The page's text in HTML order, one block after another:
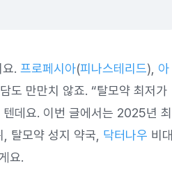
. 프로페시아(피나스테리드), 아
도 만만치 않죠. “탈모약 최저가
데요. 이번 글에서는 2025년 최
탈모약 성지 약국, 닥터나우 비대
요.